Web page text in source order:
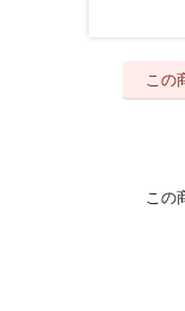
この
この